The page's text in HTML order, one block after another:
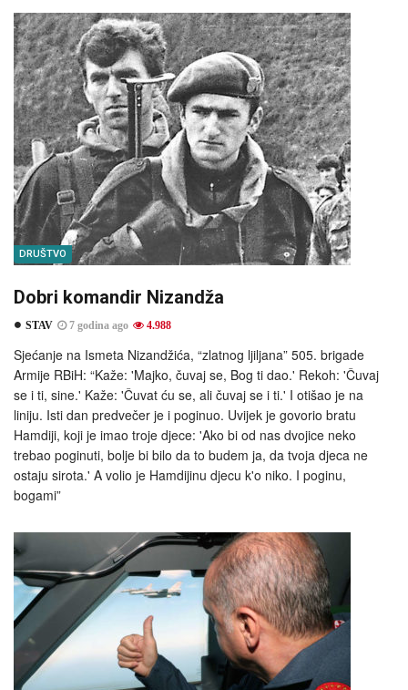
DRUŠTVO
Dobri komandir Nizandža
STAV 7 godina ago 4.988
Sjećanje na Ismeta Nizandžića, “zlatnog ljiljana” 505. brigade
Armije RBiH: “Kaže: 'Majko, čuvaj se, Bog ti dao.' Rekoh: 'Čuvaj
se i ti, sine.' Kaže: 'Čuvat ću se, ali čuvaj se i ti.' I otišao je na
liniju. Isti dan predvečer je i poginuo. Uvijek je govorio bratu
Hamdiji, koji je imao troje djece: 'Ako bi od nas dvojice neko
trebao poginuti, bolje bi bilo da to budem ja, da tvoja djeca ne
ostaju sirota.' A volio je Hamdijinu djecu k'o niko. I poginu,
bogami”